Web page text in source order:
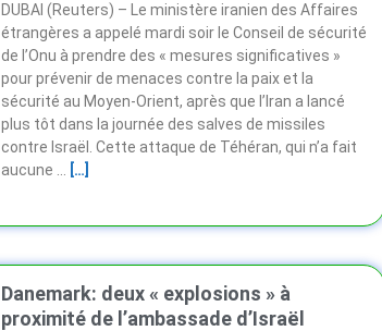
DUBAI (Reuters) – Le ministère iranien des Affaires
étrangères a appelé mardi soir le Conseil de sécurité
de l’Onu à prendre des « mesures significatives »
pour prévenir de menaces contre la paix et la
sécurité au Moyen-Orient, après que l’Iran a lancé
plus tôt dans la journée des salves de missiles
contre Israël. Cette attaque de Téhéran, qui n’a fait
aucune …
[…]
Danemark: deux « explosions » à
proximité de l’ambassade d’Israël